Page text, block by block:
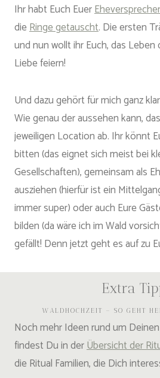
Ihr habt Euch Euer
dieRinge getauscht. Die ersten
und nun wollt ihr Euch, das
Liebe feiern!
Und dazu gehört für mich ganz
Wie genau der aussehen kann,
jeweiligen Location ab. Ihr könnt
bitten (das eignet sich meist bei
Gesellschaften), gemeinsam als
ausziehen (hierfür ist ein
immer super) oder auch Eure
bilden (da wäre ich im Wald
gefällt! Denn jetzt geht es auf zu
Extra
WALDHOCHZEIT – SO GEHT
Noch mehr Ideen rund um
findest Du in derÜbersicht der
die Ritual Familien, die Dich